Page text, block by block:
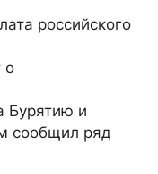
российского
о
Бурятию и
сообщил ряд